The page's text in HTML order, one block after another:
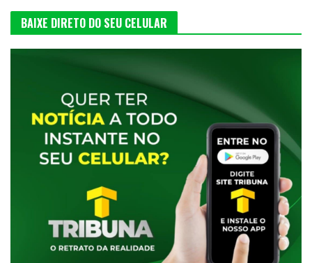
BAIXE DIRETO DO SEU CELULAR